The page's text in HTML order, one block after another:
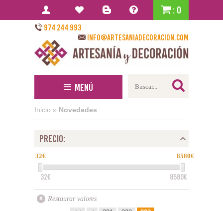
: 0
974 244 993
info@artesaniadecoracion.com
Menú
Inicio » Novedades
PRECIO:
32 8580
32€ 8580€
Restaurar valores